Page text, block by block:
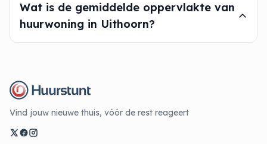
Wat is de gemiddelde oppervlakte van
huurwoning in Uithoorn?
Vind jouw nieuwe thuis, vóór de rest reageert